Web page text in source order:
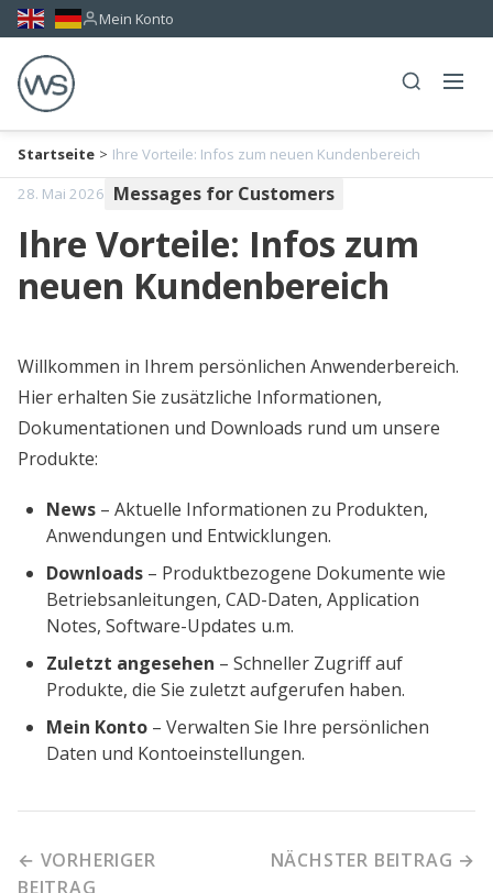
Mein Konto
Startseite > Ihre Vorteile: Infos zum neuen Kundenbereich
28. Mai 2026 Messages for Customers
Ihre Vorteile: Infos zum
neuen Kundenbereich
Willkommen in Ihrem persönlichen Anwenderbereich.
Hier erhalten Sie zusätzliche Informationen,
Dokumentationen und Downloads rund um unsere
Produkte:
News– Aktuelle Informationen zu Produkten,
Anwendungen und Entwicklungen.
Downloads– Produktbezogene Dokumente wie
Betriebsanleitungen, CAD-Daten, Application
Notes, Software-Updates u.m.
Zuletzt angesehen – Schneller Zugriff auf
Produkte, die Sie zuletzt aufgerufen haben.
Mein Konto– Verwalten Sie Ihre persönlichen
Daten und Kontoeinstellungen.
← VORHERIGER
BEITRAG
NÄCHSTER BEITRAG →